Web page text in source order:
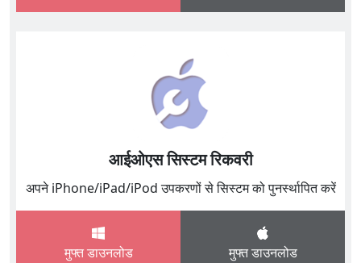
आईओएस सिस्टम रिकवरी
अपने iPhone/iPad/iPod उपकरणों से सिस्टम को पुनर्स्थापित करें
मुफ्त डाउनलोड मुफ्त डाउनलोड